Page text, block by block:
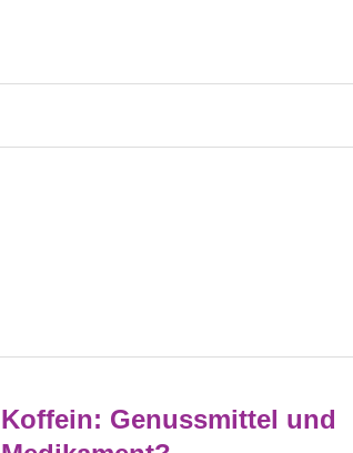
Koffein: Genussmittel und
Koffein:
Genussmittel